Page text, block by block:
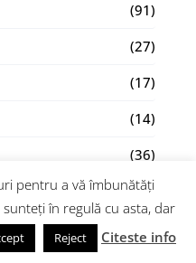
(91)
(27)
(17)
(14)
(36)
(54)
pentru a vă îmbunătăți
în regulă cu asta, dar
Reject Citeste info